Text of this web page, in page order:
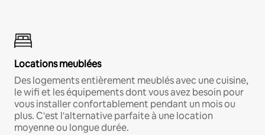
Locations meublées
Des logements entièrement meublés avec une cuisine,
le wifi et les équipements dont vous avez besoin pour
vous installer confortablement pendant un mois ou
plus. C'est l'alternative parfaite à une location
moyenne ou longue durée.